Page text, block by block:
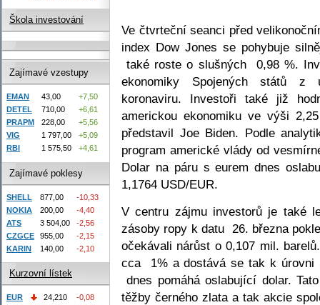
Ve čtvrteční seanci před
index Dow Jones se pohybuje
také roste o slušných 0,98 %.
ekonomiky Spojených států z
koronaviru. Investoři také již
americkou ekonomiku ve výši
představil Joe Biden. Podle
program americké vlády od
Dolar na páru s eurem dnes
1,1764 USD/EUR.
V centru zájmu investorů je také
zásoby ropy k datu 26. března
očekávali nárůst o 0,107 mil.
cca 1% a dostává se tak k úrovni
dnes pomáhá oslabující dolar.
těžby černého zlata a tak akcie
Škola investování
Zajímavé vzestupy
EMAN 43,00
+7,50
DETEL
710,00
+6,61
PRAPM
228,00
+5,56
VIG
1 797,00
+5,09
RBI
1 575,50 +4,61
Zajímavé poklesy
SHELL 877,00
-10,33
NOKIA
200,00
-4,40
ATS
3 504,00
-2,56
CZGCE
955,00
-2,15
KARIN
140,00 -2,10
Kurzovní lístek
EUR 24,210
-0,08